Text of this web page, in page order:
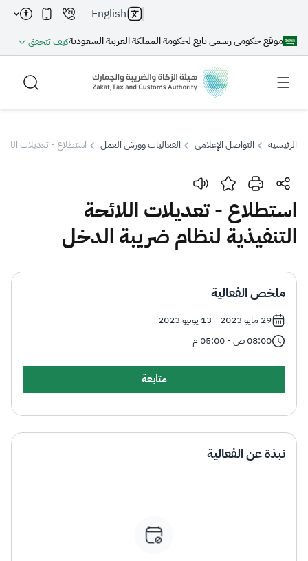
موقع حكومي رسمي تابع لحكومة المملكة العربية السعوديةكيف تتحقق
English
بحث
بحث بحث AI
اقتراحات
الإقرار الضريبي
التصرفات العقارية
الرئيسية التواصل الإعلامي الفعاليات وورش العمل استطلاع - تعديلات
استطلاع - تعديلات اللائحة
التنفيذية لنظام ضريبة الدخل
ملخص الفعالية
29 مايو 2023 - 13 يونيو 2023
08:00 ص - 05:00 م
متابعة
نبذة عن الفعالية